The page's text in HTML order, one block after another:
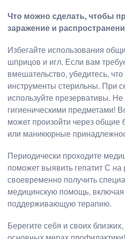
Что можно сделать, чтобы
заражение и
Избегайте использования
шприцов и игл. Если вам
вмешательство, убедитесь,
инструменты стерильны. При
используйте презервативы.
гигиеническими предметами!
может произойти через общие
или маникюрные
Периодически проходите
поможет выявить гепатит С на
своевременно получить
медицинскую помощь, включая
поддерживающую терапию.
Берегите себя и своих